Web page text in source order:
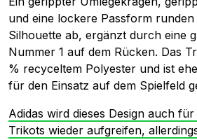
und eine lockere Passform runden
Silhouette ab, ergänzt durch eine
Nummer 1 auf dem Rücken. Das
% recyceltem Polyester und ist
für den Einsatz auf dem Spielfeld
Adidas wird dieses Design auch
Trikots wieder aufgreifen,